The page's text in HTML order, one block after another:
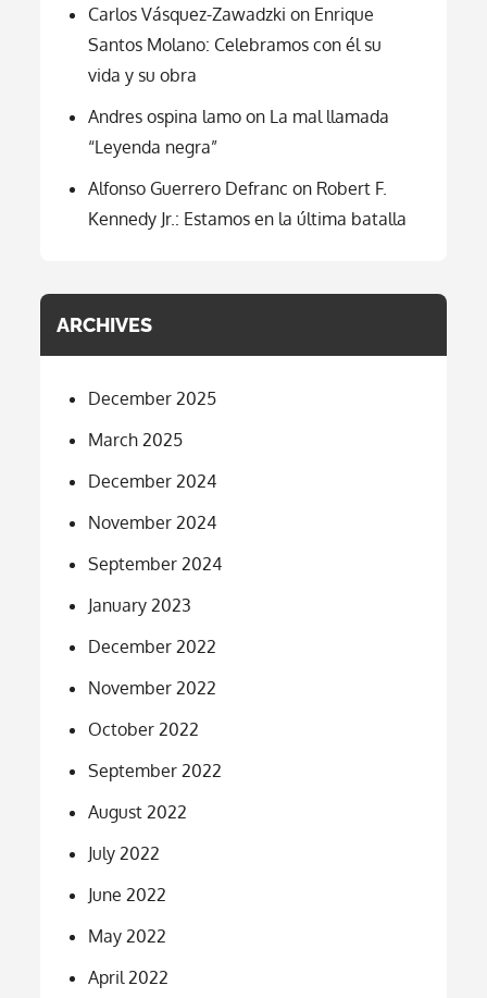
Carlos Vásquez-Zawadzki on Enrique
Santos Molano: Celebramos con él su
vida y su obra
Andres ospina lamo on La mal llamada
“Leyenda negra”
Alfonso Guerrero Defranc on Robert F.
Kennedy Jr.: Estamos en la última batalla
ARCHIVES
December 2025
March 2025
December 2024
November 2024
September 2024
January 2023
December 2022
November 2022
October 2022
September 2022
August 2022
July 2022
June 2022
May 2022
April 2022